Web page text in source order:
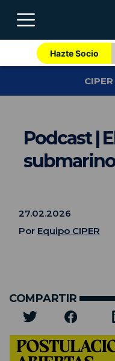
Hazte Socio
Podcast |
27.02.2026
Por Equipo CIPER
COMPARTIR